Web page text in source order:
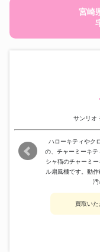
宮崎
サンリオ
ハローキティやク
の、チャーミーキ
シャ猫のチャーミ
ル扇風機です。動
汚
買取い